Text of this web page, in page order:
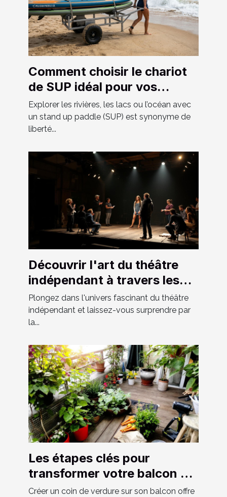
Comment choisir le chariot
de SUP idéal pour vos
aventures ?
Explorer les rivières, les lacs ou l’océan avec
un stand up paddle (SUP) est synonyme de
liberté...
Découvrir l'art du théâtre
indépendant à travers les
spectacles locaux
Plongez dans l'univers fascinant du théâtre
indépendant et laissez-vous surprendre par
la...
Les étapes clés pour
transformer votre balcon en
un espace vert luxuriant
Créer un coin de verdure sur son balcon offre